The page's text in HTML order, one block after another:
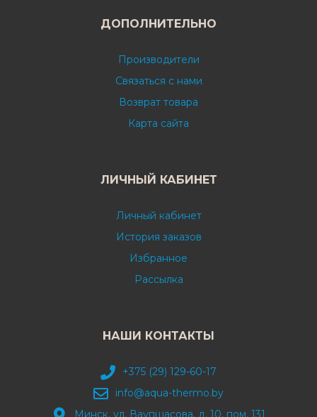
ДОПОЛНИТЕЛЬНО
Производители
Связаться с нами
Возврат товара
Карта сайта
ЛИЧНЫЙ КАБИНЕТ
Личный кабинет
История заказов
Избранное
Рассылка
НАШИ КОНТАКТЫ
+375 (29) 129-60-17
info@aqua-thermo.by
Минск, ул. Ваупшасова, д. 10, пом. 131